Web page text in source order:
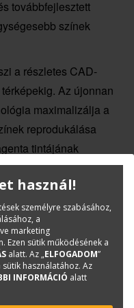
továbbfejlesztett
színek
a részletes CAD-
Az újonnan
maximalizálja a
reprodukálása
tintájának
így még sima
nyomatok
és
a nyomatok ideálisak
használ!
személyre szabásához,
a
marketing
Ezen sütik működésének a
alatt. Az „ELFOGADOM”
használatához. Az
INFORMÁCIÓ alatt